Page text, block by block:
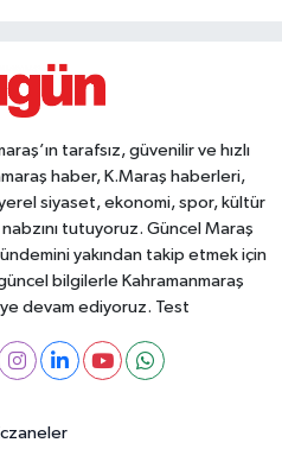
tarafsız, güvenilir ve hızlı
haber, K.Maraş haberleri,
siyaset, ekonomi, spor, kültür
tutuyoruz. Güncel Maraş
yakından takip etmek için
bilgilerle Kahramanmaraş
devam ediyoruz. Test